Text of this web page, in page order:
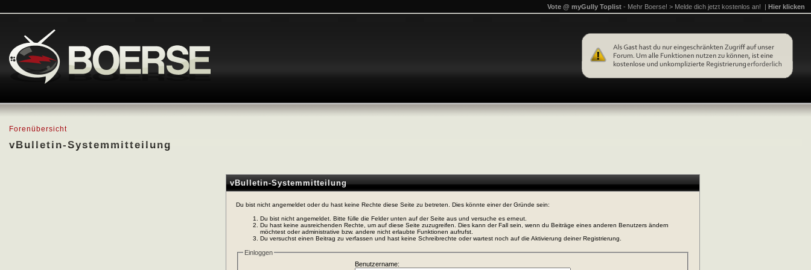
Forenübersicht
vBulletin-Systemmitteilung
Vote @ myGully Toplist - Mehr Boerse! > Melde dich jetzt kostenlos an! | Hier klicken
vBulletin-Systemmitteilung
Du bist nicht angemeldet oder du hast keine Rechte diese Seite zu betreten. Dies könnte einer der Gründe sein:
Du bist nicht angemeldet. Bitte fülle die Felder unten auf der Seite aus und versuche es erneut.
Du hast keine ausreichenden Rechte, um auf diese Seite zuzugreifen. Dies kann der Fall sein, wenn du Beiträge eines anderen Benutzers ändern
möchtest oder administrative bzw. andere nicht erlaubte Funktionen aufrufst.
Du versuchst einen Beitrag zu verfassen und hast keine Schreibrechte oder wartest noch auf die Aktivierung deiner Registrierung.
Einloggen
Benutzername: